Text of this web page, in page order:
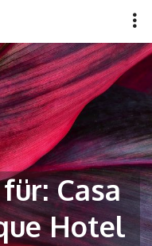
Casa
Hotel